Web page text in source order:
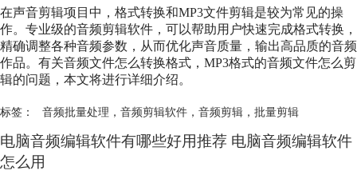
在声音剪辑项目中，格式转换和MP3文件剪辑是较为常见的操
作。专业级的音频剪辑软件，可以帮助用户快速完成格式转换，
精确调整各种音频参数，从而优化声音质量，输出高品质的音频
作品。有关音频文件怎么转换格式，MP3格式的音频文件怎么剪
辑的问题，本文将进行详细介绍。
标签： 音频批量处理 ， 音频剪辑软件， 音频剪辑， 批量剪辑
电脑音频编辑软件有哪些好用推荐 电脑音频编辑软件
怎么用